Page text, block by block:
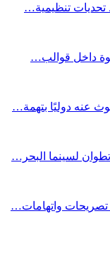
تحديات تنظيمية…
عنه دوليًا بتهمة…
تصريحات واتهامات…